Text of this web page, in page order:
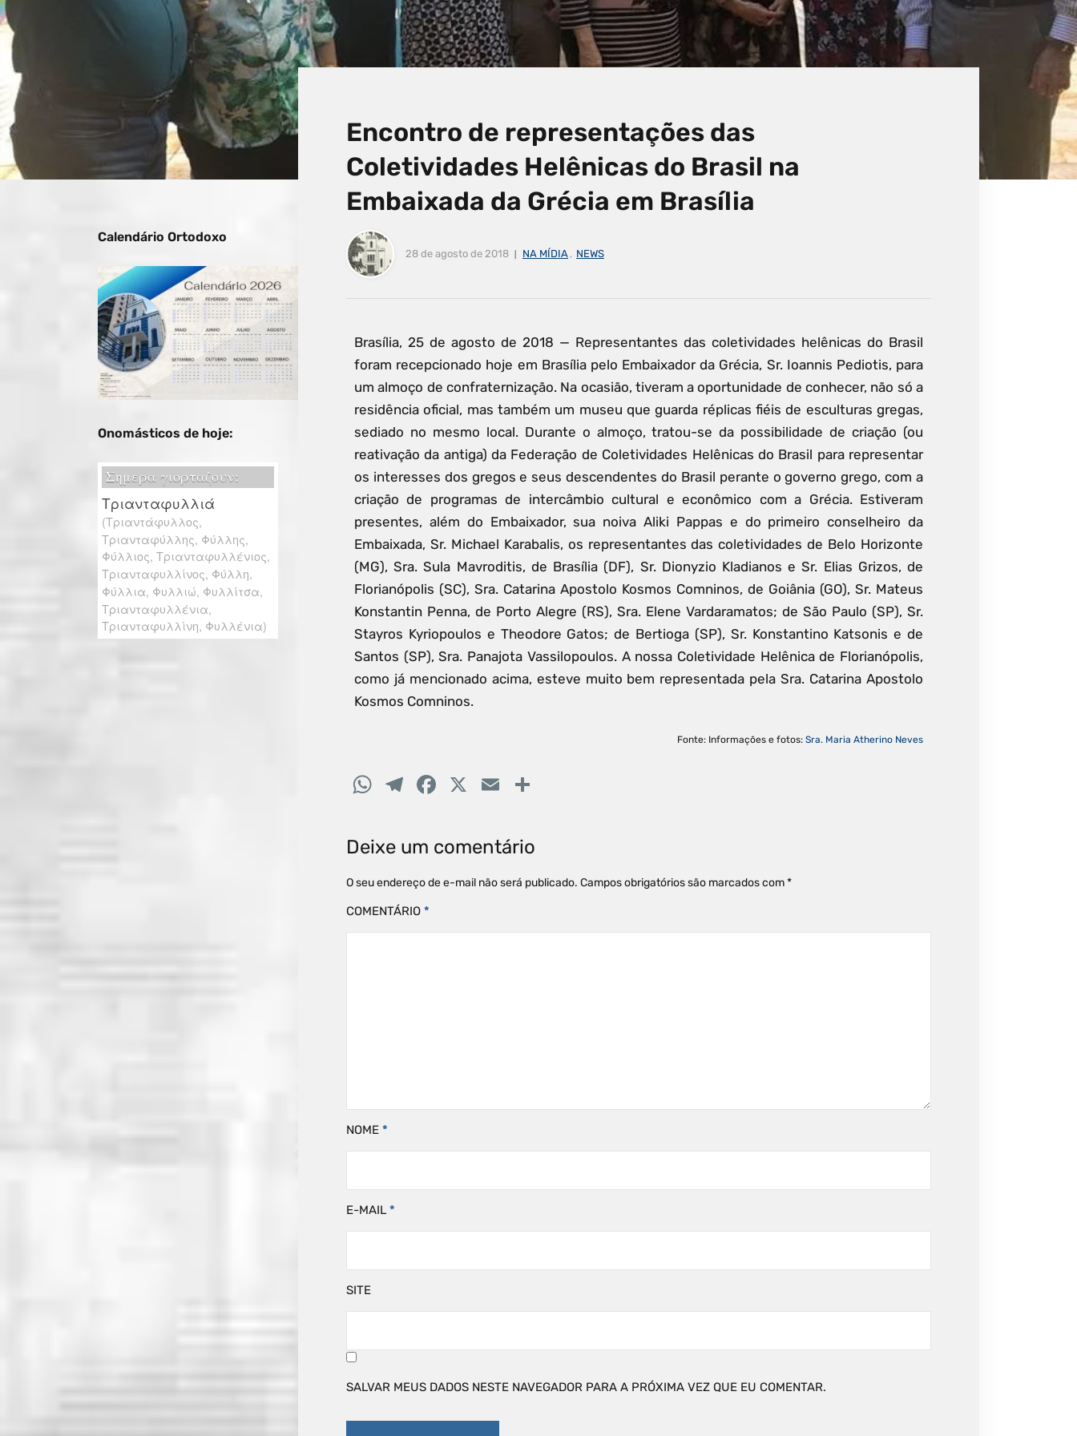
Encontro de representações das
Coletividades Helênicas do Brasil na
Embaixada da Grécia em Brasília
28 de agosto de 2018 NA MÍDIA , NEWS
Brasília, 25 de agosto de 2018 — Representantes das coletividades helênicas do Brasil
foram recepcionado hoje em Brasília pelo Embaixador da Grécia, Sr. Ioannis Pediotis, para
um almoço de confraternização. Na ocasião, tiveram a oportunidade de conhecer, não só a
residência oficial, mas também um museu que guarda réplicas fiéis de esculturas gregas,
sediado no mesmo local. Durante o almoço, tratou-se da possibilidade de criação (ou
reativação da antiga) da Federação de Coletividades Helênicas do Brasil para representar
os interesses dos gregos e seus descendentes do Brasil perante o governo grego, com a
criação de programas de intercâmbio cultural e econômico com a Grécia. Estiveram
presentes, além do Embaixador, sua noiva Aliki Pappas e do primeiro conselheiro da
Embaixada, Sr. Michael Karabalis, os representantes das coletividades de Belo Horizonte
(MG), Sra. Sula Mavroditis, de Brasília (DF), Sr. Dionyzio Kladianos e Sr. Elias Grizos, de
Florianópolis (SC), Sra. Catarina Apostolo Kosmos Comninos, de Goiânia (GO), Sr. Mateus
Konstantin Penna, de Porto Alegre (RS), Sra. Elene Vardaramatos; de São Paulo (SP), Sr.
Stayros Kyriopoulos e Theodore Gatos; de Bertioga (SP), Sr. Konstantino Katsonis e de
Santos (SP), Sra. Panajota Vassilopoulos. A nossa Coletividade Helênica de Florianópolis,
como já mencionado acima, esteve muito bem representada pela Sra. Catarina Apostolo
Kosmos Comninos.
Fonte: Informações e fotos: Sra. Maria Atherino Neves
W
at
s
A
p
p
T
e
gr
a
m
F
c
e
b
o
X
E
ai
l
ar
h
Deixe um comentário
O seu endereço de e-mail não será publicado. Campos obrigatórios são marcados com*
COMENTÁRIO *
NOME *
E-MAIL *
SITE
SALVAR MEUS DADOS NESTE NAVEGADOR PARA A PRÓXIMA VEZ QUE EU COMENTAR.
Calendário Ortodoxo
Onomásticos de hoje: